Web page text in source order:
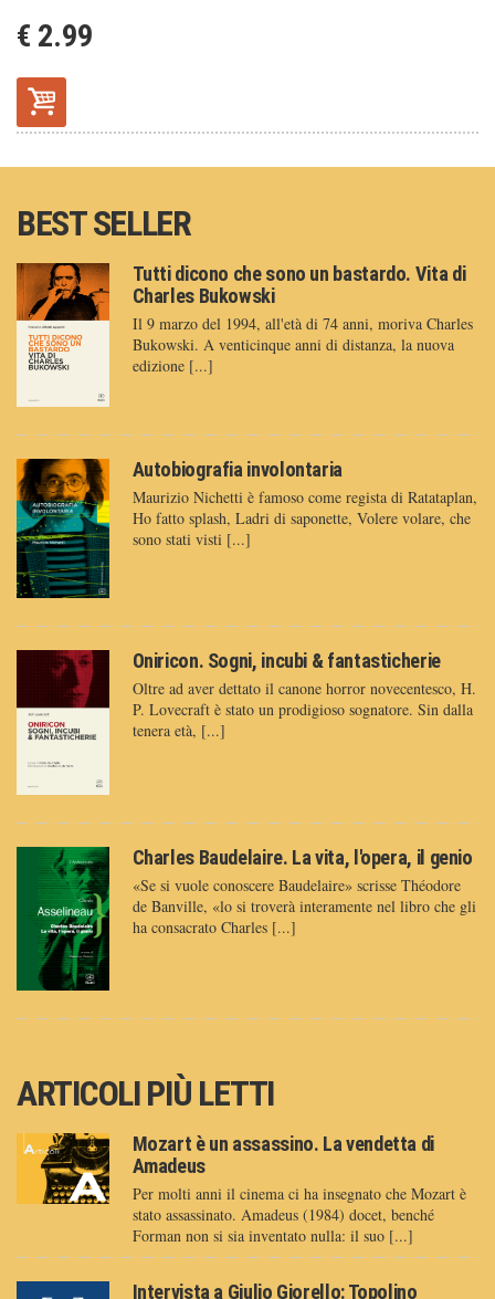
€ 2.99
BEST SELLER
Tutti dicono che sono un bastardo. Vita di
Charles Bukowski
Il 9 marzo del 1994, all'età di 74 anni, moriva Charles
Bukowski. A venticinque anni di distanza, la nuova
edizione [...]
Autobiografia involontaria
Maurizio Nichetti è famoso come regista di Ratataplan,
Ho fatto splash, Ladri di saponette, Volere volare, che
sono stati visti [...]
Oniricon. Sogni, incubi & fantasticherie
Oltre ad aver dettato il canone horror novecentesco, H.
P. Lovecraft è stato un prodigioso sognatore. Sin dalla
tenera età, [...]
Charles Baudelaire. La vita, l'opera, il genio
«Se si vuole conoscere Baudelaire» scrisse Théodore
de Banville, «lo si troverà interamente nel libro che gli
ha consacrato Charles [...]
ARTICOLI PIÙ LETTI
Mozart è un assassino. La vendetta di
Amadeus
Per molti anni il cinema ci ha insegnato che Mozart è
stato assassinato. Amadeus (1984) docet, benché
Forman non si sia inventato nulla: il suo [...]
Intervista a Giulio Giorello: Topolino